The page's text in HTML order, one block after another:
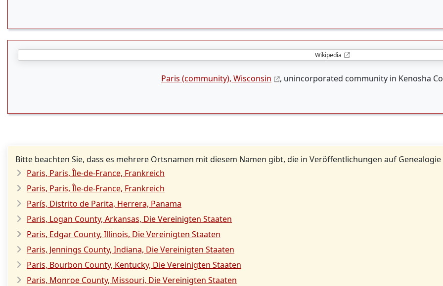
Wikipedia
Paris (community), Wisconsin , unincorporated community in Kenosha
Bitte beachten Sie, dass es mehrere Ortsnamen mit diesem Namen gibt, die in Veröffentlichungen auf
Paris, Paris, Île-de-France, Frankreich
Paris, Paris, Île-de-France, Frankreich
París, Distrito de Parita, Herrera, Panama
Paris, Logan County, Arkansas, Die Vereinigten Staaten
Paris, Edgar County, Illinois, Die Vereinigten Staaten
Paris, Jennings County, Indiana, Die Vereinigten Staaten
Paris, Bourbon County, Kentucky, Die Vereinigten Staaten
Paris, Monroe County, Missouri, Die Vereinigten Staaten